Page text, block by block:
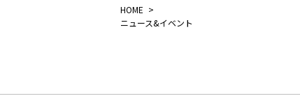
HOME
ニュース&イベント